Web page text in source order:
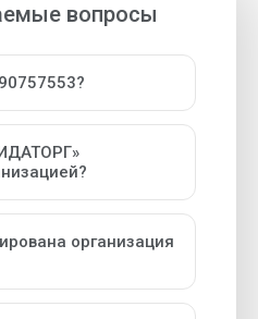
вопросы
организация